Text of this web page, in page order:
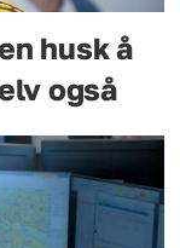
husk å
også